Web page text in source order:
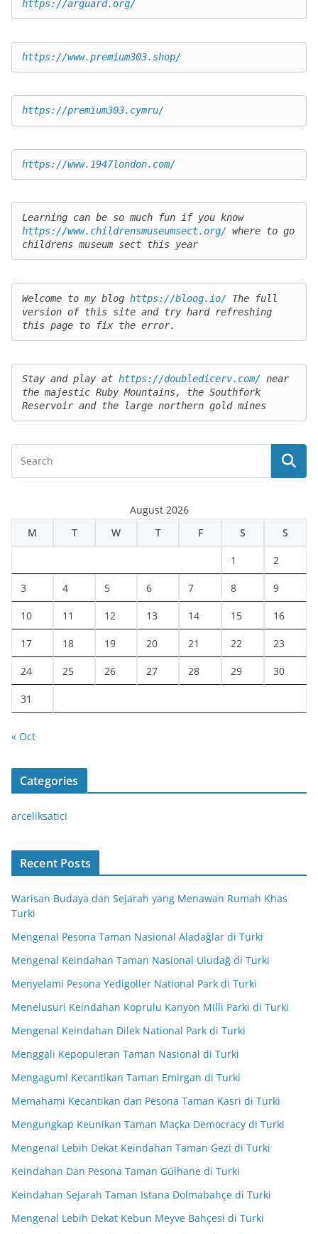
https://arguard.org/
https://www.premium303.shop/
https://premium303.cymru/
https://www.1947london.com/
Learning can be so much fun if you know
https://www.childrensmuseumsect.org/ where to go
childrens museum sect this year
Welcome to my blog https://bloog.io/ The full
version of this site and try hard refreshing
this page to fix the error.
Stay and play at https://doubledicerv.com/ near
the majestic Ruby Mountains, the Southfork
Reservoir and the large northern gold mines
August 2026
M
T W T F S S
1 2
3 4 5 6 7 8 9
10 11 12 13 14 15 16
17 18 19 20 21 22 23
24 25 26 27 28 29 30
31
« Oct
Categories
arceliksatici
Recent Posts
Warisan Budaya dan Sejarah yang Menawan Rumah Khas
Turki
Mengenal Pesona Taman Nasional Aladağlar di Turki
Mengenal Keindahan Taman Nasional Uludağ di Turki
Menyelami Pesona Yedigoller National Park di Turki
Menelusuri Keindahan Koprulu Kanyon Milli Parki di Turki
Mengenal Keindahan Dilek National Park di Turki
Menggali Kepopuleran Taman Nasional di Turki
Mengagumi Kecantikan Taman Emirgan di Turki
Memahami Kecantikan dan Pesona Taman Kasri di Turki
Mengungkap Keunikan Taman Maçka Democracy di Turki
Mengenal Lebih Dekat Keindahan Taman Gezi di Turki
Keindahan Dan Pesona Taman Gülhane di Turki
Keindahan Sejarah Taman Istana Dolmabahçe di Turki
Mengenal Lebih Dekat Kebun Meyve Bahçesi di Turki